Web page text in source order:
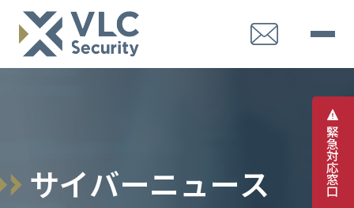
緊
急
対
応
窓
口
サイバーニュース